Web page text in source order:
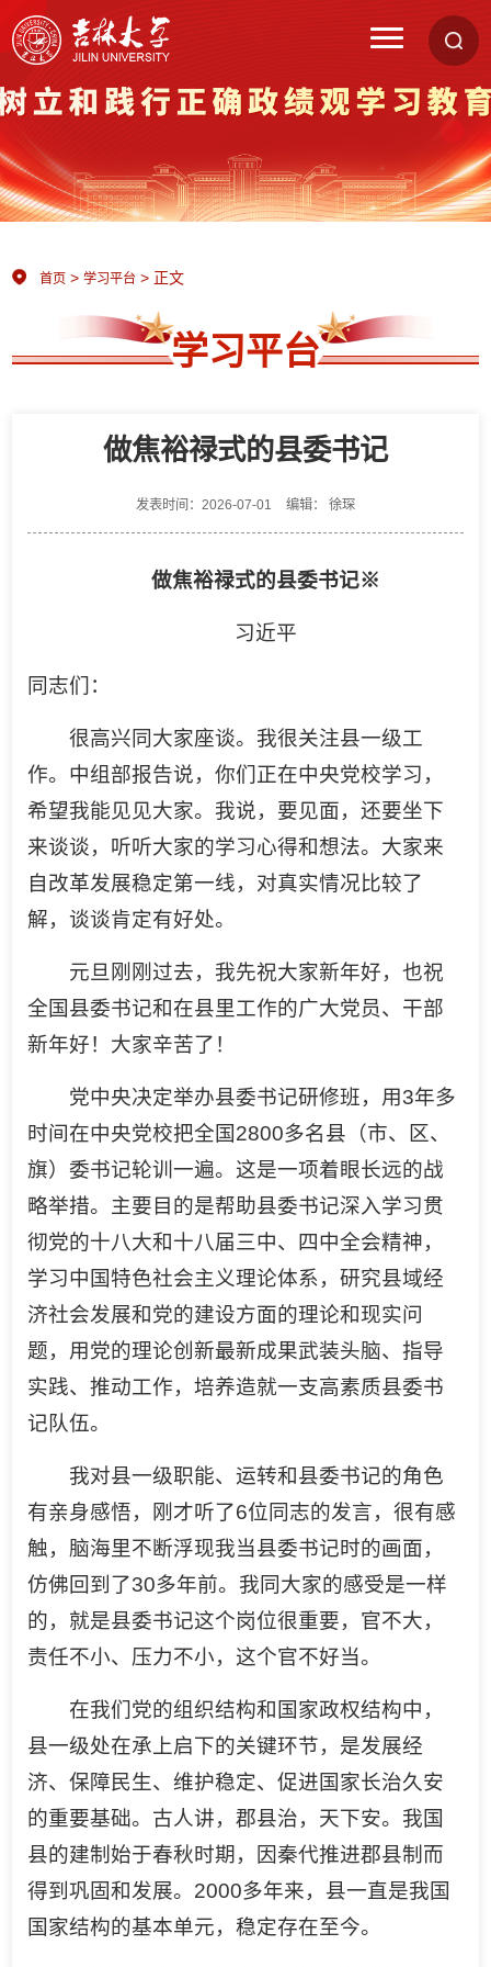
首页 >学习平台 > 正文
学习平台
做焦裕禄式的县委书记
发表时间：2026-07-01 编辑： 徐琛
做焦裕禄式的县委书记※
习近平
同志们：
很高兴同大家座谈。我很关注县一级工
作。中组部报告说，你们正在中央党校学习，
希望我能见见大家。我说，要见面，还要坐下
来谈谈，听听大家的学习心得和想法。大家来
自改革发展稳定第一线，对真实情况比较了
解，谈谈肯定有好处。
元旦刚刚过去，我先祝大家新年好，也祝
全国县委书记和在县里工作的广大党员、干部
新年好！大家辛苦了！
党中央决定举办县委书记研修班，用3年多
时间在中央党校把全国2800多名县（市、区、
旗）委书记轮训一遍。这是一项着眼长远的战
略举措。主要目的是帮助县委书记深入学习贯
彻党的十八大和十八届三中、四中全会精神，
学习中国特色社会主义理论体系，研究县域经
济社会发展和党的建设方面的理论和现实问
题，用党的理论创新最新成果武装头脑、指导
实践、推动工作，培养造就一支高素质县委书
记队伍。
我对县一级职能、运转和县委书记的角色
有亲身感悟，刚才听了6位同志的发言，很有感
触，脑海里不断浮现我当县委书记时的画面，
仿佛回到了30多年前。我同大家的感受是一样
的，就是县委书记这个岗位很重要，官不大，
责任不小、压力不小，这个官不好当。
在我们党的组织结构和国家政权结构中，
县一级处在承上启下的关键环节，是发展经
济、保障民生、维护稳定、促进国家长治久安
的重要基础。古人讲，郡县治，天下安。我国
县的建制始于春秋时期，因秦代推进郡县制而
得到巩固和发展。2000多年来，县一直是我国
国家结构的基本单元，稳定存在至今。